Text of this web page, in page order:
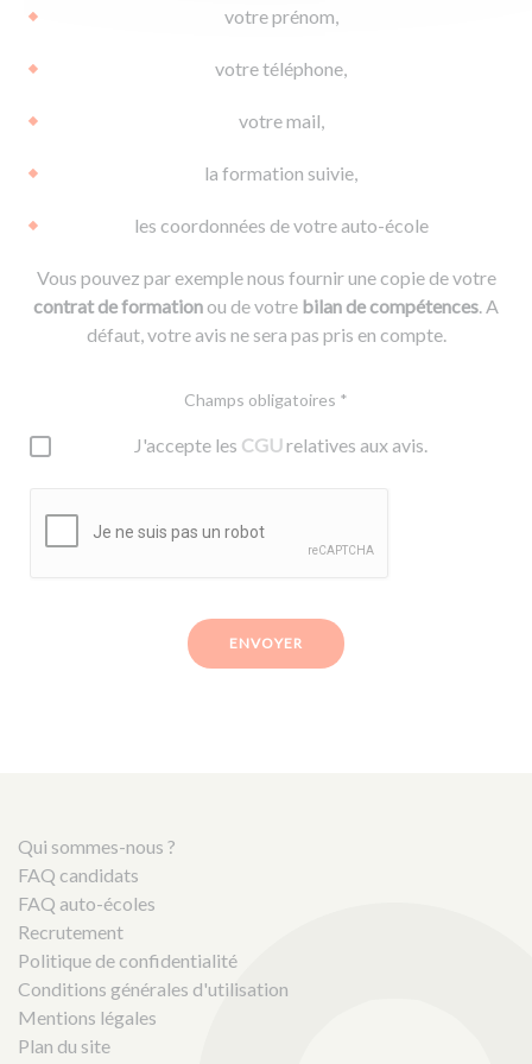
votre prénom,
votre téléphone,
votre mail,
la formation suivie,
les coordonnées de votre auto-école
Vous pouvez par exemple nous fournir une copie de votre
contrat de formationou de votre bilan de compétences. A
défaut, votre avis ne sera pas pris en compte.
Champs obligatoires *
J'accepte les CGUrelatives aux avis.
ENVOYER
Qui sommes-nous ?
FAQ candidats
FAQ auto-écoles
Recrutement
Politique de confidentialité
Conditions générales d'utilisation
Mentions légales
Plan du site